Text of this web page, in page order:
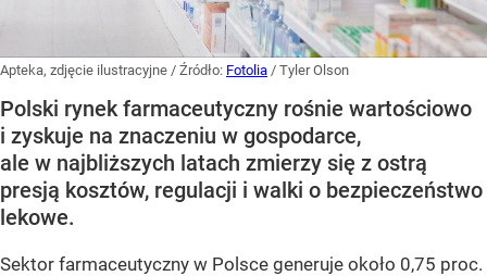
Apteka, zdjęcie ilustracyjne / Źródło: Fotolia / Tyler Olson
Polski rynek farmaceutyczny rośnie wartościowo
i zyskuje na znaczeniu w gospodarce,
ale w najbliższych latach zmierzy się z ostrą
presją kosztów, regulacji i walki o bezpieczeństwo
lekowe.
Sektor farmaceutyczny w Polsce generuje około 0,75 proc.